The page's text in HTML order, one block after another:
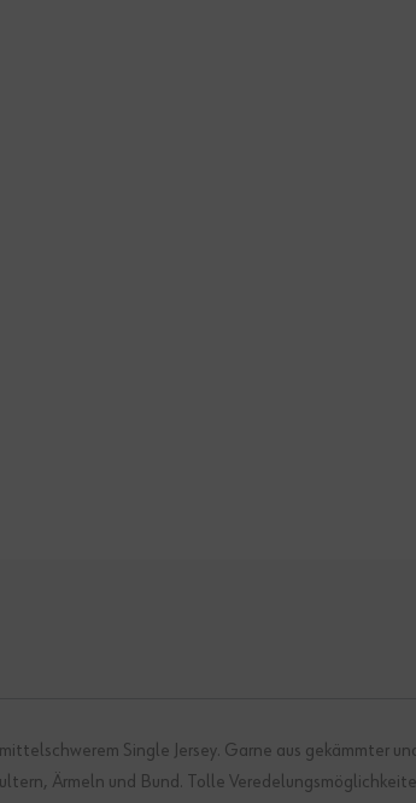
Single Jersey. Garne aus gekämmter
Ärmeln und Bund. Tolle